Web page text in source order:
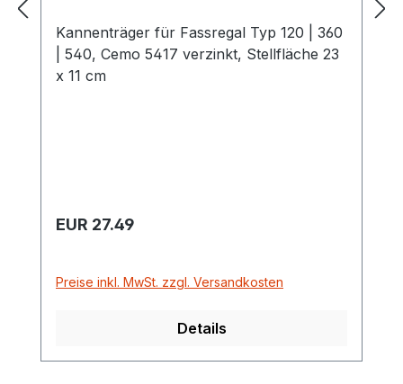
Kannenträger für Fassregal Typ 120 | 360
| 540, Cemo 5417 verzinkt, Stellfläche 23
x 11 cm
Regulärer Preis:
EUR 27.49
Preise inkl. MwSt. zzgl. Versandkosten
Details